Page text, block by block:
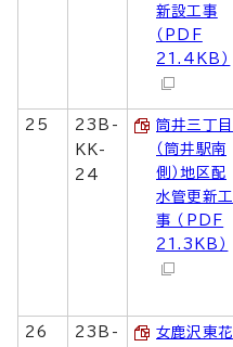
新設工事
（PDF
21.4KB）
25
23B-
KK-
24
筒井三丁目
（筒井駅南
側）地区配
水管更新工
事 （PDF
21.3KB）
26
23B-
女鹿沢東花